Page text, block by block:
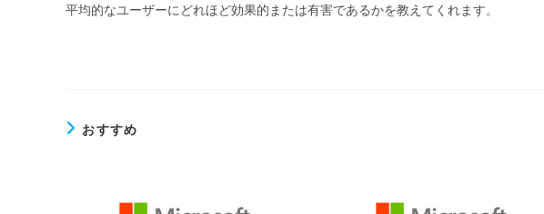
平均的なユーザーにどれほど効果的または有害であるかを教えてくれます。
おすすめ